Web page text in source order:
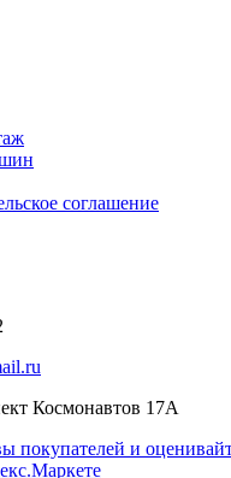
соглашение
Космонавтов 17А